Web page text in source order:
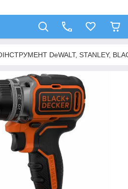
DeWALT, STANLEY,